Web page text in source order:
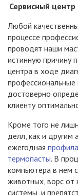
Сервисный
Любой
процессе
проводят наши
истинную причину
центра в ходе
достоверно
клиенту
Кроме того не
делл, как и
ежегодная
термопасты. В
компьютера в нем
животных, ворс от
системы, и